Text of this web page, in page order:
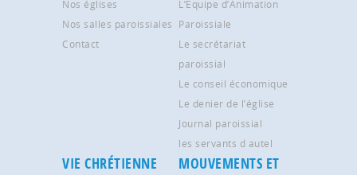
Nos églises
Nos salles paroissiales
Contact
L’Equipe d’Animation
Paroissiale
Le secrétariat
paroissial
Le conseil économique
Le denier de l’église
Journal paroissial
les servants d autel
VIE CHRÉTIENNE
MOUVEMENTS ET